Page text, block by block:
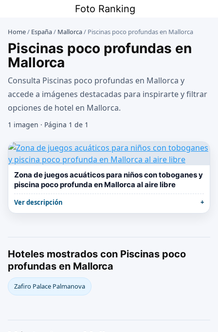
contenido
Foto Ranking
Home/ España/ Mallorca/ Piscinas poco profundas en Mallorca
Piscinas poco profundas en
Mallorca
Consulta Piscinas poco profundas en Mallorca y
accede a imágenes destacadas para inspirarte y filtrar
opciones de hotel en Mallorca.
1 imagen · Página 1 de 1
Zona de juegos acuáticos para niños con toboganes y
piscina poco profunda en Mallorca al aire libre
Ver descripción
Hoteles mostrados con Piscinas poco
profundas en Mallorca
Zafiro Palace Palmanova